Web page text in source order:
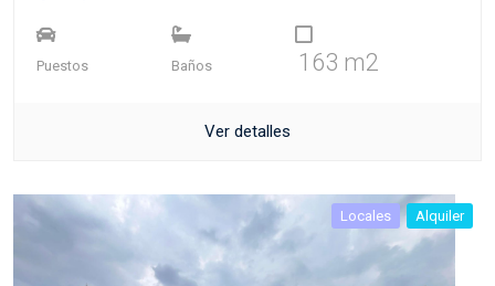
Puestos Baños 163 m2
Ver detalles
Locales Alquiler